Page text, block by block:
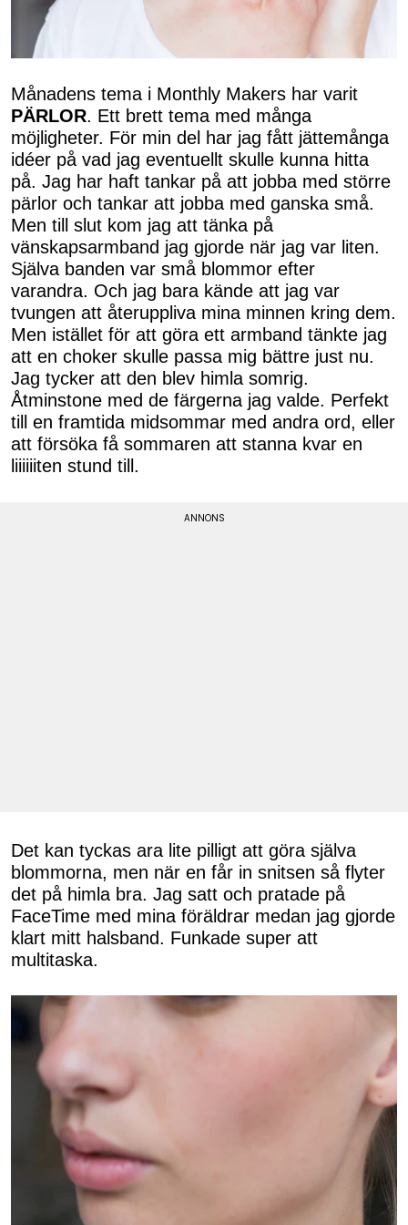
Månadens tema i Monthly Makers har varit
PÄRLOR. Ett brett tema med många
möjligheter. För min del har jag fått jättemånga
idéer på vad jag eventuellt skulle kunna hitta
på. Jag har haft tankar på att jobba med större
pärlor och tankar att jobba med ganska små.
Men till slut kom jag att tänka på
vänskapsarmband jag gjorde när jag var liten.
Själva banden var små blommor efter
varandra. Och jag bara kände att jag var
tvungen att återuppliva mina minnen kring dem.
Men istället för att göra ett armband tänkte jag
att en choker skulle passa mig bättre just nu.
Jag tycker att den blev himla somrig.
Åtminstone med de färgerna jag valde. Perfekt
till en framtida midsommar med andra ord, eller
att försöka få sommaren att stanna kvar en
liiiiiiten stund till.
Det kan tyckas ara lite pilligt att göra själva
blommorna, men när en får in snitsen så flyter
det på himla bra. Jag satt och pratade på
FaceTime med mina föräldrar medan jag gjorde
klart mitt halsband. Funkade super att
multitaska.